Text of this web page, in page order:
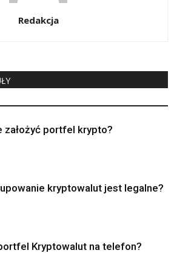
Redakcja
założyć portfel krypto?
kryptowalut jest legalne?
Kryptowalut na telefon?